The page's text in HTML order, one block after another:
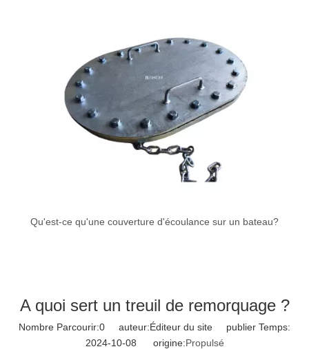
Qu'est-ce qu'une couverture d'écoulance sur un bateau?
A quoi sert un treuil de remorquage ?
Nombre Parcourir:0 auteur:Éditeur du site publier Temps:
2024-10-08 origine:Propulsé